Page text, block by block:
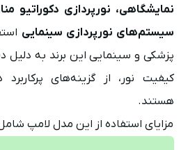
نمایشگاهی، نورپردازی دکوراتیو
سیستم‌های نورپردازی سینمایی
پزشکی و سینمایی این برند به دلیل
کیفیت نور، از گزینه‌های
هستند.
مزایای استفاده از این مدل لامپ